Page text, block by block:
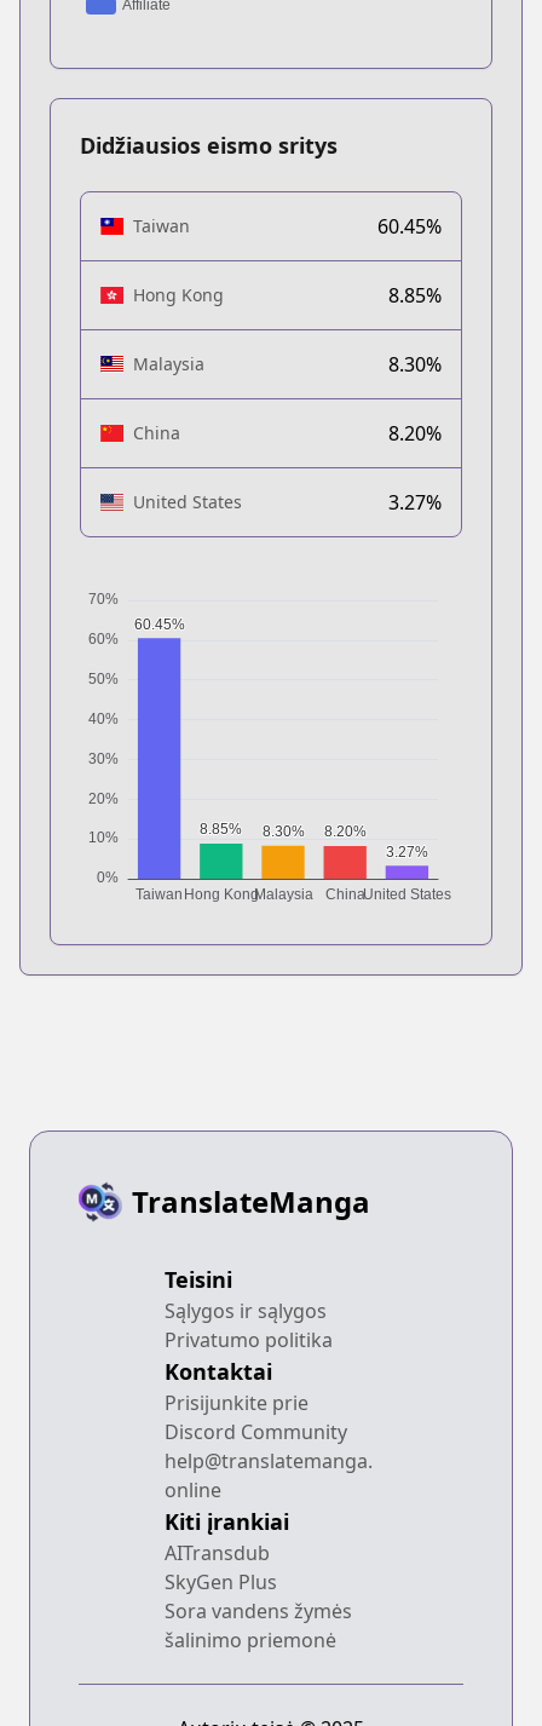
Didžiausios eismo sritys
Taiwan 60.45%
Hong Kong 8.85%
Malaysia 8.30%
China 8.20%
United States 3.27%
TranslateManga
Teisini
Sąlygos ir sąlygos
Privatumo politika
Kontaktai
Prisijunkite prie
Discord Community
help@translatemanga.
online
Kiti įrankiai
AITransdub
SkyGen Plus
Sora vandens žymės
šalinimo priemonė